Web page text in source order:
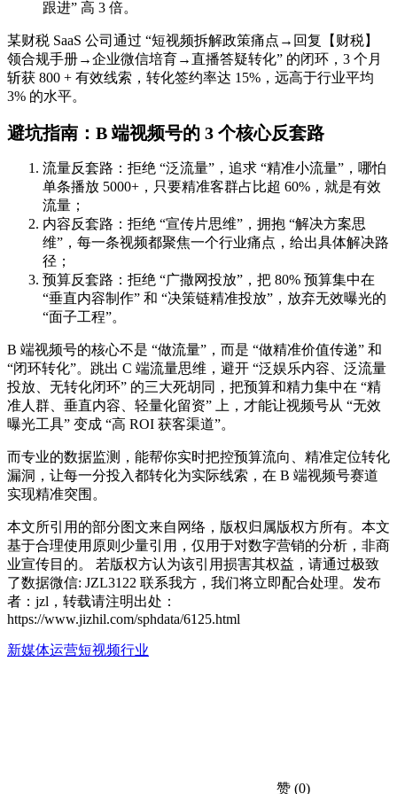
跟进” 高 3 倍。
某财税 SaaS 公司通过 “短视频拆解政策痛点→回复【财税】
领合规手册→企业微信培育→直播答疑转化” 的闭环，3 个月
斩获 800 + 有效线索，转化签约率达 15%，远高于行业平均
3% 的水平。
避坑指南：B 端视频号的 3 个核心反套路
流量反套路：拒绝 “泛流量”，追求 “精准小流量”，哪怕
单条播放 5000+，只要精准客群占比超 60%，就是有效
流量；
内容反套路：拒绝 “宣传片思维”，拥抱 “解决方案思
维”，每一条视频都聚焦一个行业痛点，给出具体解决路
径；
预算反套路：拒绝 “广撒网投放”，把 80% 预算集中在
“垂直内容制作” 和 “决策链精准投放”，放弃无效曝光的
“面子工程”。
B 端视频号的核心不是 “做流量”，而是 “做精准价值传递” 和
“闭环转化”。跳出 C 端流量思维，避开 “泛娱乐内容、泛流量
投放、无转化闭环” 的三大死胡同，把预算和精力集中在 “精
准人群、垂直内容、轻量化留资” 上，才能让视频号从 “无效
曝光工具” 变成 “高 ROI 获客渠道”。
而专业的数据监测，能帮你实时把控预算流向、精准定位转化
漏洞，让每一分投入都转化为实际线索，在 B 端视频号赛道
实现精准突围。
本文所引用的部分图文来自网络，版权归属版权方所有。本文
基于合理使用原则少量引用，仅用于对数字营销的分析，非商
业宣传目的。 若版权方认为该引用损害其权益，请通过极致
了数据微信: JZL3122 联系我方，我们将立即配合处理。发布
者：jzl，转载请注明出处：
https://www.jizhil.com/sphdata/6125.html
新媒体运营短视频行业
赞 (0)